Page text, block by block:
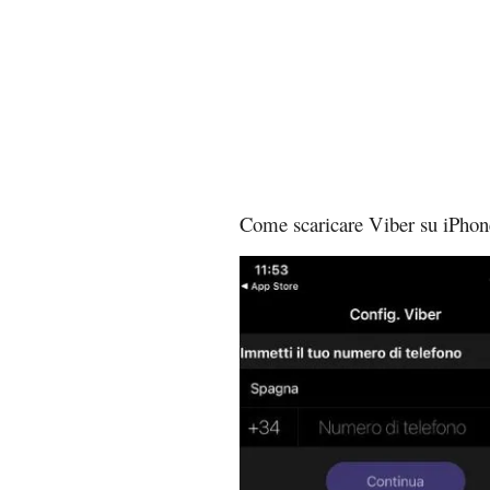
Come scaricare Viber su